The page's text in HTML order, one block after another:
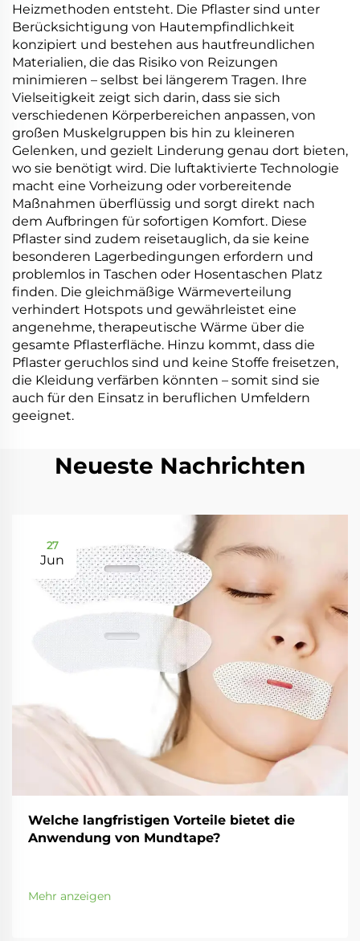
Heizmethoden entsteht. Die Pflaster sind unter
Berücksichtigung von Hautempfindlichkeit
konzipiert und bestehen aus hautfreundlichen
Materialien, die das Risiko von Reizungen
minimieren – selbst bei längerem Tragen. Ihre
Vielseitigkeit zeigt sich darin, dass sie sich
verschiedenen Körperbereichen anpassen, von
großen Muskelgruppen bis hin zu kleineren
Gelenken, und gezielt Linderung genau dort bieten,
wo sie benötigt wird. Die luftaktivierte Technologie
macht eine Vorheizung oder vorbereitende
Maßnahmen überflüssig und sorgt direkt nach
dem Aufbringen für sofortigen Komfort. Diese
Pflaster sind zudem reisetauglich, da sie keine
besonderen Lagerbedingungen erfordern und
problemlos in Taschen oder Hosentaschen Platz
finden. Die gleichmäßige Wärmeverteilung
verhindert Hotspots und gewährleistet eine
angenehme, therapeutische Wärme über die
gesamte Pflasterfläche. Hinzu kommt, dass die
Pflaster geruchlos sind und keine Stoffe freisetzen,
die Kleidung verfärben könnten – somit sind sie
auch für den Einsatz in beruflichen Umfeldern
geeignet.
Neueste Nachrichten
27
Jun
Welche langfristigen Vorteile bietet die
Anwendung von Mundtape?
Mehr anzeigen